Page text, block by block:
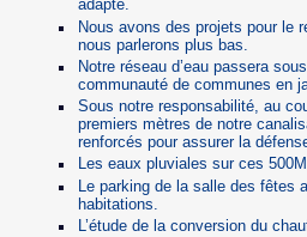
adapté.
Nous avons des projets pour le
nous parlerons plus bas.
Notre réseau d’eau passera
communauté de communes en
Sous notre responsabilité, au
premiers mètres de notre
renforcés pour assurer la
Les eaux pluviales sur ces
Le parking de la salle des fêtes
habitations.
L’étude de la conversion du